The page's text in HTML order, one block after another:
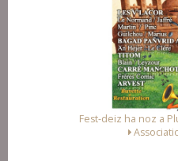
Fest-deiz ha noz a